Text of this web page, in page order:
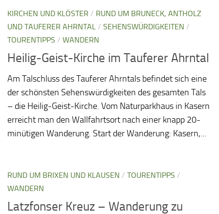
KIRCHEN UND KLÖSTER / RUND UM BRUNECK, ANTHOLZ
UND TAUFERER AHRNTAL / SEHENSWÜRDIGKEITEN /
TOURENTIPPS / WANDERN
Heilig-Geist-Kirche im Tauferer Ahrntal
Am Talschluss des Tauferer Ahrntals befindet sich eine
der schönsten Sehenswürdigkeiten des gesamten Tals
– die Heilig-Geist-Kirche. Vom Naturparkhaus in Kasern
erreicht man den Wallfahrtsort nach einer knapp 20-
minütigen Wanderung. Start der Wanderung: Kasern,...
RUND UM BRIXEN UND KLAUSEN / TOURENTIPPS /
WANDERN
Latzfonser Kreuz – Wanderung zu